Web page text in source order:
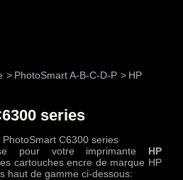
> PhotoSmart A-B-C-D-P > HP
series
C6300 series
pour votre imprimante HP
cartouches encre de marque HP
haut de gamme ci-dessous: